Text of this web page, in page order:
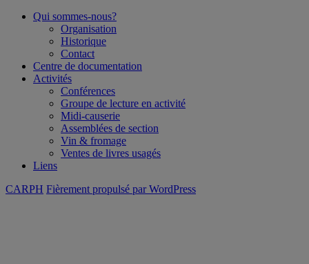
Qui sommes-nous?
Organisation
Historique
Contact
Centre de documentation
Activités
Conférences
Groupe de lecture en activité
Midi-causerie
Assemblées de section
Vin & fromage
Ventes de livres usagés
Liens
CARPH Fièrement propulsé par WordPress